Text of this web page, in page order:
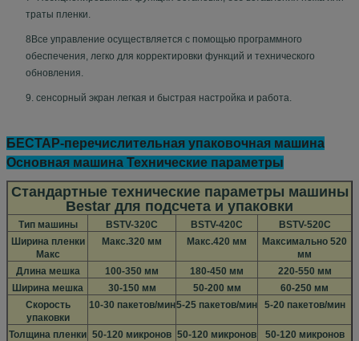
траты пленки.
8Все управление осуществляется с помощью программного
обеспечения, легко для корректировки функций и технического
обновления.
9. сенсорный экран легкая и быстрая настройка и работа.
БЕСТАР-перечислительная упаковочная машина
Основная машина Технические параметры
Стандартные технические параметры машины
Bestar для подсчета и упаковки
Тип машины BSTV-320C BSTV-420C
BSTV-520C
Ширина пленки
Макс
Макс.320 мм Макс.420 мм
Максимально 520
мм
Длина мешка
100-350 мм 180-450 мм
220-550 мм
Ширина мешка
30-150 мм 50-200 мм
60-250 мм
Скорость
упаковки
10-30 пакетов/мин5-25 пакетов/мин 5-20 пакетов/мин
Толщина пленки 50-120 микронов 50-120 микронов
50-120 микронов